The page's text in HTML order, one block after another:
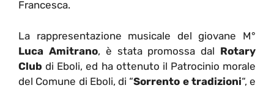
Francesca.
La rappresentazione musicale del giovane M°
Luca Amitrano, è stata promossa dal Rotary
Club di Eboli, ed ha ottenuto il Patrocinio morale
del Comune di Eboli, di “Sorrento e tradizioni“, e